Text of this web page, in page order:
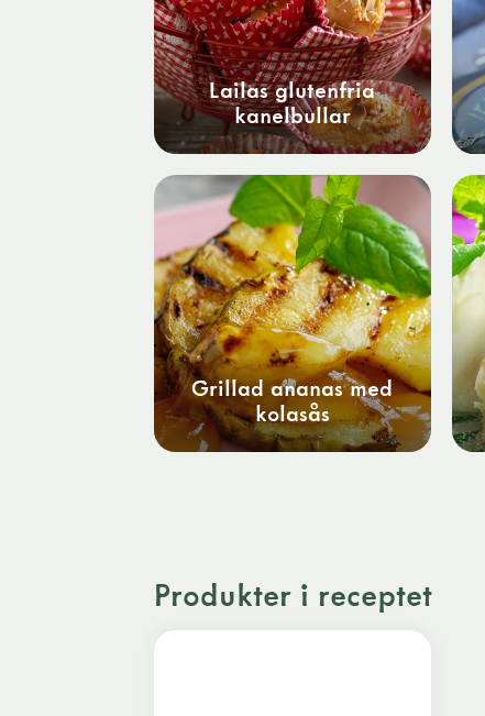
Lailas glutenfria
kanelbullar
Grillad ananas med
kolasås
Produkter i receptet